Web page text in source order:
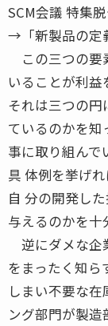
SCM会議 特集
→「新製品の定
この三つの要
いることが利益
それは三つの円
ているのかを知
事に取り組んで
具 体例を挙げ
自 分の開発し
与えるのかを十
逆にダメな企
をまったく知ら
しまい不要な
ング部門が製